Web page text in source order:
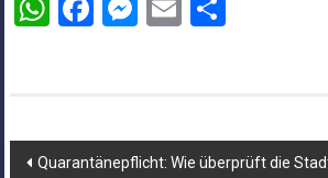
Beitragsnavigation
Quarantänepflicht: Wie überprüft die